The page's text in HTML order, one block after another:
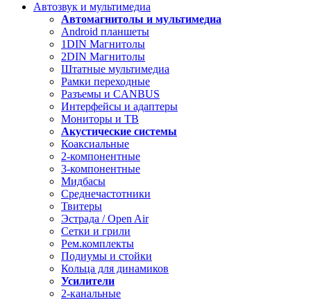
Автозвук и мультимедиа
Автомагнитолы и мультимедиа
Android планшеты
1DIN Магнитолы
2DIN Магнитолы
Штатные мультимедиа
Рамки переходные
Разъемы и CANBUS
Интерфейсы и адаптеры
Мониторы и ТВ
Акустические системы
Коаксиальные
2-компонентные
3-компонентные
Мидбасы
Среднечастотники
Твитеры
Эстрада / Open Air
Сетки и грили
Рем.комплекты
Подиумы и стойки
Кольца для динамиков
Усилители
2-канальные